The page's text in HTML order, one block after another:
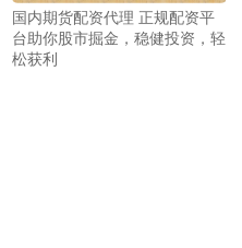
国内期货配资代理 正规配资平
台助你股市掘金，稳健投资，轻
松获利